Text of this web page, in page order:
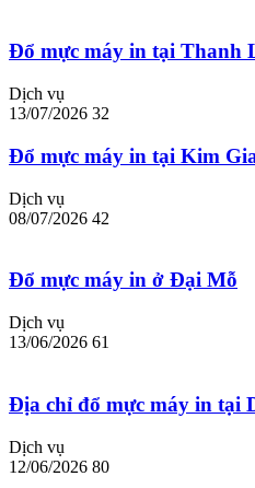
Đổ mực máy in tại Thanh
Dịch vụ
13/07/2026 32
Đổ mực máy in tại Kim
Dịch vụ
08/07/2026 42
Đổ mực máy in ở Đại Mỗ
Dịch vụ
13/06/2026 61
Địa chỉ đổ mực máy in tại
Dịch vụ
12/06/2026 80